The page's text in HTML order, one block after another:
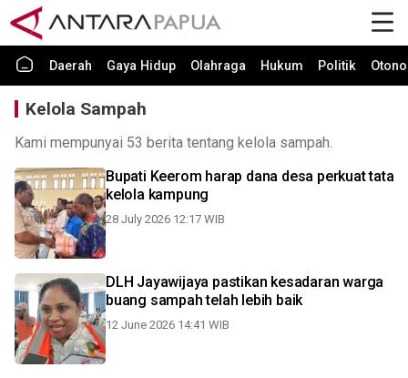
Daerah Gaya Hidup Olahraga Hukum Politik
Kelola Sampah
Kami mempunyai 53 berita tentang kelola sampah.
Bupati Keerom harap dana desa perkuat tata
kelola kampung
28 July 2026 12:17 WIB
DLH Jayawijaya pastikan kesadaran warga
buang sampah telah lebih baik
12 June 2026 14:41 WIB